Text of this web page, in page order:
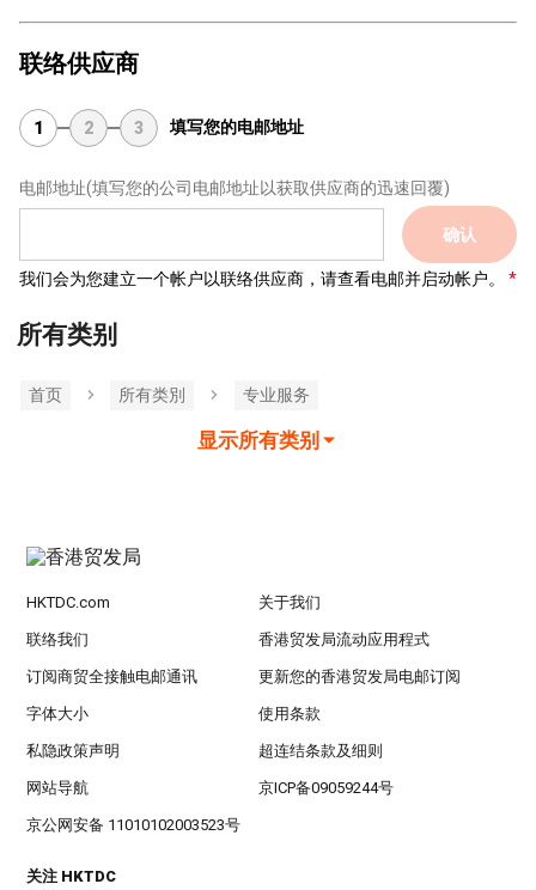
联络供应商
1 2 3 填写您的电邮地址
电邮地址(填写您的公司电邮地址以获取供应商的迅速回覆)
确认
我们会为您建立一个帐户以联络供应商，请查看电邮并启动帐户。
所有类别
首页 所有类別 专业服务
显示所有类别
HKTDC.com 关于我们
联络我们 香港贸发局流动应用程式
订阅商贸全接触电邮通讯 更新您的香港贸发局电邮订阅
字体大小 使用条款
私隐政策声明 超连结条款及细则
网站导航 京ICP备09059244号
京公网安备 11010102003523号
关注 HKTDC